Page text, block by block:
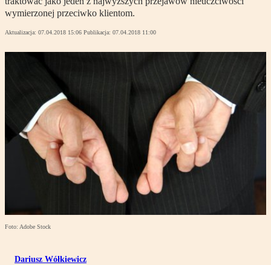
wymierzonej przeciwko klientom.
Aktualizacja: 07.04.2018 15:06 Publikacja: 07.04.2018 11:00
Foto: Adobe Stock
Dariusz Wółkiewicz